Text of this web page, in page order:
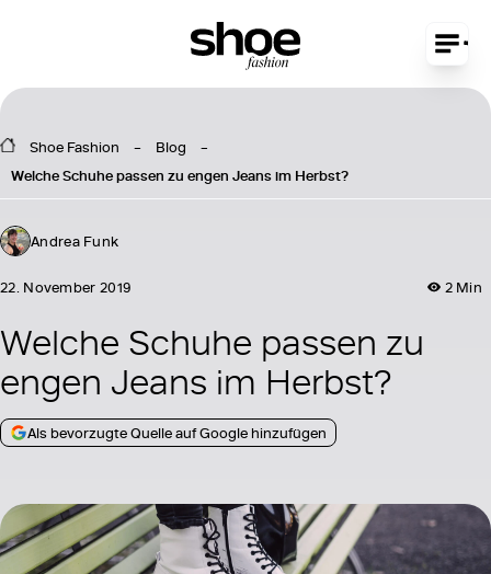
Shoe Fashion
Blog
Welche Schuhe passen zu engen Jeans im Herbst?
Andrea Funk
2 Min
22. November 2019
Welche Schuhe passen zu
engen Jeans im Herbst?
Als bevorzugte Quelle auf Google hinzufügen